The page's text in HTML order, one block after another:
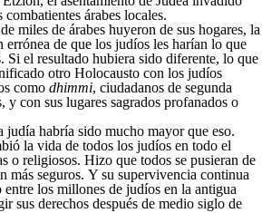
árabes locales.
miles de árabes huyeron de sus hogares, la
de que los judíos les harían lo que
Si el resultado hubiera sido diferente, lo que
otro Holocausto con los judíos
como dhimmi, ciudadanos de segunda
y con sus lugares sagrados profanados o
judía habría sido mucho mayor que eso.
la vida de todos los judíos en todo el
o religiosos. Hizo que todos se pusieran de
más seguros. Y su supervivencia continua
los millones de judíos en la antigua
sus derechos después de medio siglo de